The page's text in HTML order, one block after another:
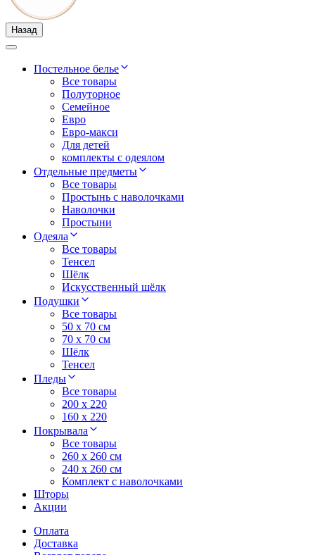
Назад
Постельное белье
Все товары
Полуторное
Семейное
Евро
Евро-макси
Для детей
комплекты с одеялом
Отдельные предметы
Все товары
Простынь с наволочками
Наволочки
Простыни
Одеяла
Все товары
Тенсел
Шёлк
Искусственный шёлк
Подушки
Все товары
50 x 70 см
70 x 70 см
Шёлк
Тенсел
Пледы
Все товары
200 х 220
160 х 220
Покрывала
Все товары
260 x 260 см
240 х 260 см
Комплект с наволочками
Шторы
Акции
Оплата
Доставка